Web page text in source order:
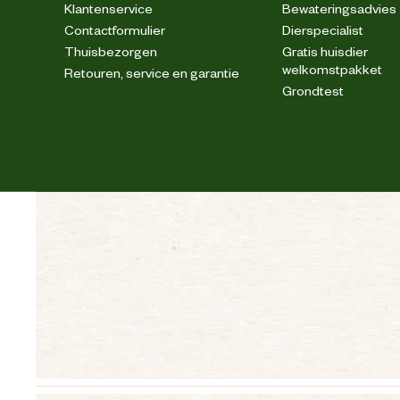
Type zakken
Klantenservice
Contactformulier
Thuisbezorgen
Retouren, service en garantie
Bewateringsadvies
Dierspecialist
Gratis huisdier
welkomstpakket
Grondtest